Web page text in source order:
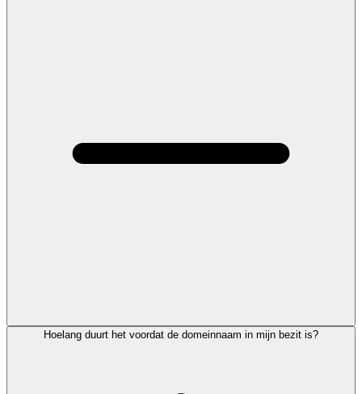
Hoelang duurt het voordat de domeinnaam in mijn bezit is?